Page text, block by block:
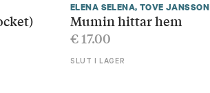
ELENA SELENA, TOVE JANSSON
Mumin hittar hem
€17.00
SLUT I LAGER